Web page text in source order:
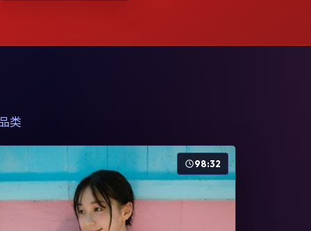
类
98:32